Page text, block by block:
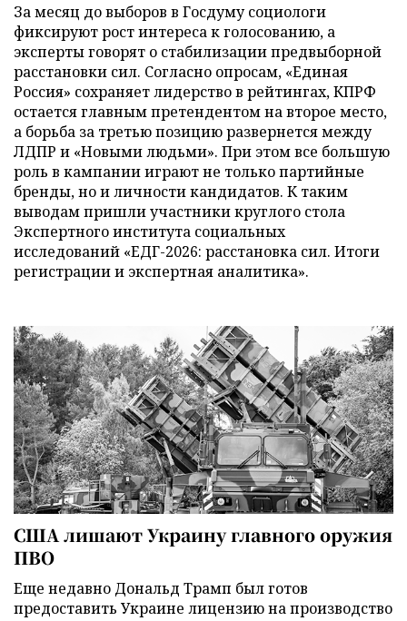
За месяц до выборов в Госдуму социологи
фиксируют рост интереса к голосованию, а
эксперты говорят о стабилизации предвыборной
расстановки сил. Согласно опросам, «Единая
Россия» сохраняет лидерство в рейтингах, КПРФ
остается главным претендентом на второе место,
а борьба за третью позицию развернется между
ЛДПР и «Новыми людьми». При этом все большую
роль в кампании играют не только партийные
бренды, но и личности кандидатов. К таким
выводам пришли участники круглого стола
Экспертного института социальных
исследований «ЕДГ-2026: расстановка сил. Итоги
регистрации и экспертная аналитика».
США лишают Украину главного оружия
ПВО
Еще недавно Дональд Трамп был готов
предоставить Украине лицензию на производство